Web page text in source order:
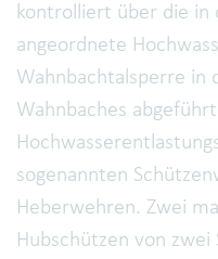
kontrolliert über die in
angeordnete
Wahnbachtalsperre in
Wahnbaches
sogenannten
Heberwehren. Zwei
Hubschützen von